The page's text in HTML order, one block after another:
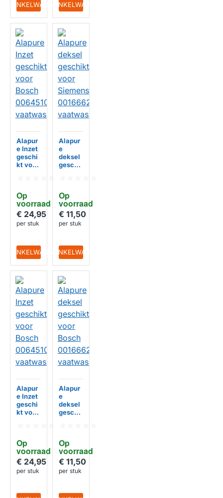
IN WINKELWAGENIN WINKELWAGEN
HUISMERK
Op
voorraad
Alapur
e Inzet
geschi
kt voor
vaatwa
ssers
€ 24,95
per stuk
IN WINKELWAGEN
HUISMERK
Op
voorraad
Alapur
e
deksel
geschi
001666
21
vaatwa
sser
€ 11,50
per stuk
IN WINKELWAGEN
HUISMERK
Op
voorraad
Alapur
e Inzet
geschi
kt voor
vaatwa
ssers
€ 24,95
per stuk
HUISMERK
Op
voorraad
Alapur
e
deksel
geschi
21
vaatwa
sser
€ 11,50
per stuk